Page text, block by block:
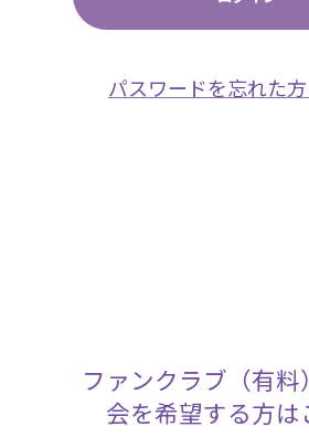
パスワードを忘れた
ファンクラブ（有料
会を希望する方は